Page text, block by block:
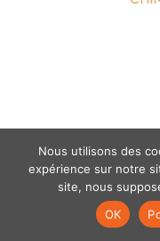
Mentions légales-
Nous utilisons des
expérience sur notre
site, nous
OK